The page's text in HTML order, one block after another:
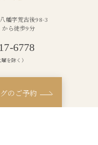
幡字荒古後98-3
ら徒歩9分
6778
を除く）
のご予約